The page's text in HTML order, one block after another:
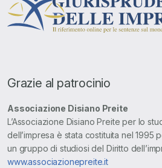
Grazie al patrocinio
Associazione Disiano Preite
L’Associazione Disiano Preite per lo
dell’impresa è stata costituita nel 1995
un gruppo di studiosi del Diritto
www.associazionepreite.it